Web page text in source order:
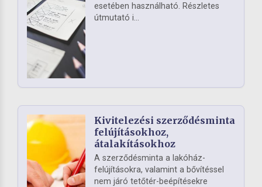
esetében használható. Részletes
útmutató i...
Kivitelezési szerződésminta
felújításokhoz,
átalakításokhoz
A szerződésminta a lakóház-
felújításokra, valamint a bővítéssel
nem járó tetőtér-beépítésekre